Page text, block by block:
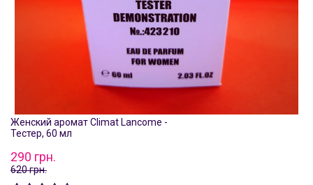
Женский аромат Climat Lancome -
Тестер, 60 мл
290 грн.
620 грн.